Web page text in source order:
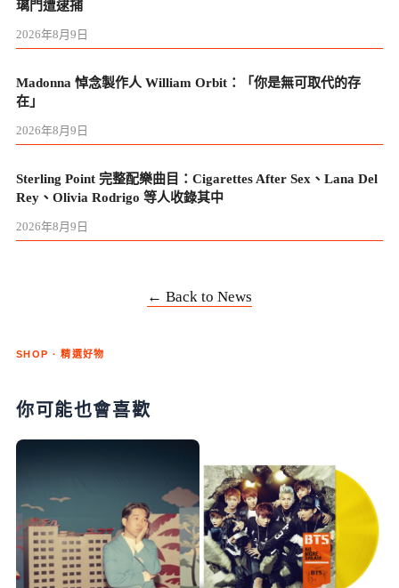
璃門遭逮捕
2026年8月9日
Madonna 悼念製作人 William Orbit：「你是無可取代的存
在」
2026年8月9日
Sterling Point 完整配樂曲目：Cigarettes After Sex、Lana Del
Rey、Olivia Rodrigo 等人收錄其中
2026年8月9日
← Back to News
SHOP · 精選好物
你可能也會喜歡